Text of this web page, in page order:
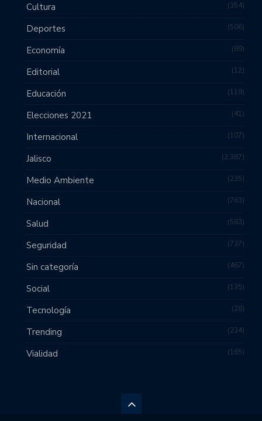
Cultura 354
Deportes 506
Economía 89
Editorial 12
Educación 119
Elecciones 2021 41
Internacional 107
Jalisco 2,387
Medio Ambiente 235
Nacional 763
Salud 583
Seguridad 737
Sin categoría 467
Social 135
Tecnología 28
Trending 234
Vialidad 165